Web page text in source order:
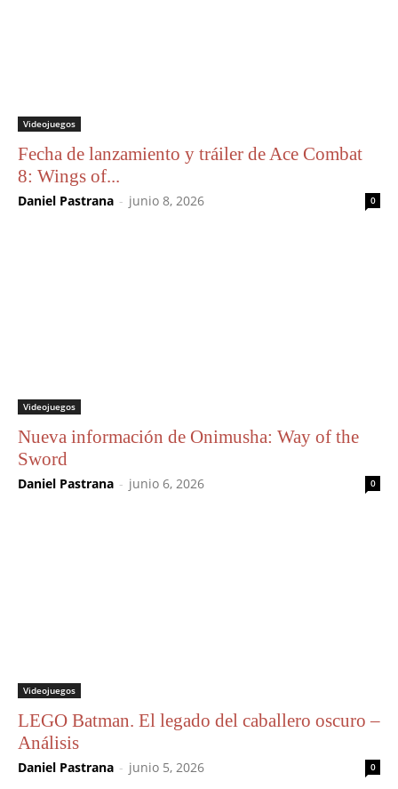
Videojuegos
Fecha de lanzamiento y tráiler de Ace Combat
8: Wings of...
Daniel Pastrana - junio 8, 2026 0
Videojuegos
Nueva información de Onimusha: Way of the
Sword
Daniel Pastrana - junio 6, 2026 0
Videojuegos
LEGO Batman. El legado del caballero oscuro –
Análisis
Daniel Pastrana - junio 5, 2026 0